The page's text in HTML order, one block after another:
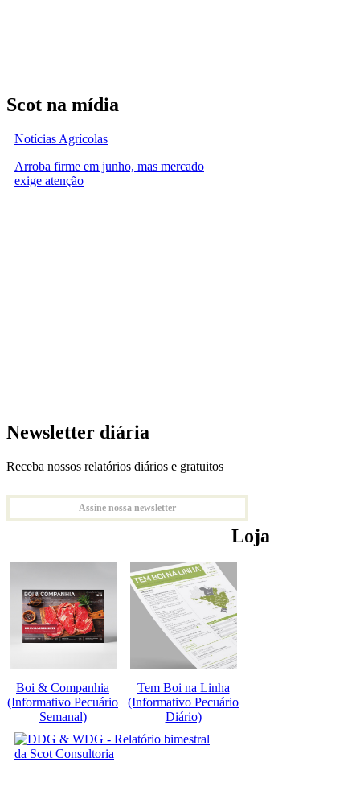
Scot na mídia
Notícias Agrícolas
Arroba firme em junho, mas mercado
exige atenção
Newsletter diária
Receba nossos relatórios diários e gratuitos
Assine nossa newsletter
Loja
Boi & Companhia
(Informativo Pecuário
Semanal)
Tem Boi na Linha
(Informativo Pecuário
Diário)